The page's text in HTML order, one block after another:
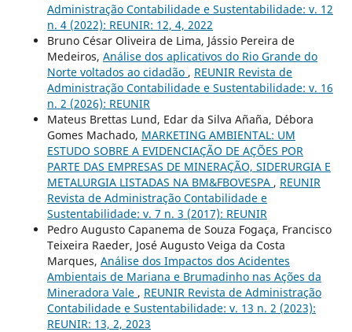
Administração Contabilidade e Sustentabilidade: v. 12
n. 4 (2022): REUNIR: 12, 4, 2022
Bruno César Oliveira de Lima, Jássio Pereira de
Medeiros, Análise dos aplicativos do Rio Grande do
Norte voltados ao cidadão , REUNIR Revista de
Administração Contabilidade e Sustentabilidade: v. 16
n. 2 (2026): REUNIR
Mateus Brettas Lund, Edar da Silva Añaña, Débora
Gomes Machado, MARKETING AMBIENTAL: UM
ESTUDO SOBRE A EVIDENCIAÇÃO DE AÇÕES POR
PARTE DAS EMPRESAS DE MINERAÇÃO, SIDERURGIA E
METALURGIA LISTADAS NA BM&FBOVESPA , REUNIR
Revista de Administração Contabilidade e
Sustentabilidade: v. 7 n. 3 (2017): REUNIR
Pedro Augusto Capanema de Souza Fogaça, Francisco
Teixeira Raeder, José Augusto Veiga da Costa
Marques, Análise dos Impactos dos Acidentes
Ambientais de Mariana e Brumadinho nas Ações da
Mineradora Vale , REUNIR Revista de Administração
Contabilidade e Sustentabilidade: v. 13 n. 2 (2023):
REUNIR: 13, 2, 2023